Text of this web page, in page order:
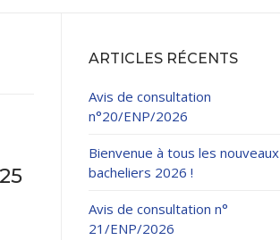
ARTICLES RÉCENTS
Avis de consultation
n°20/ENP/2026
Bienvenue à tous les nouveaux
bacheliers 2026 !
Avis de consultation n°
21/ENP/2026